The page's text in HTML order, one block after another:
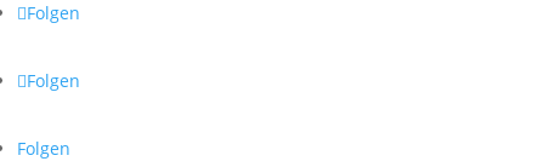
Folgen
Folgen
Folgen